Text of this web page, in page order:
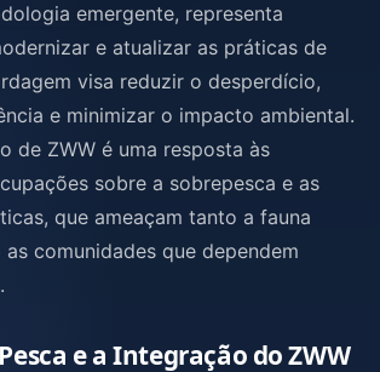
emergente, representa
e atualizar as práticas de
visa reduzir o desperdício,
e minimizar o impacto ambiental.
de ZWW é uma resposta às
sobre a sobrepesca e as
que ameaçam tanto a fauna
comunidades que dependem
e a Integração do ZWW